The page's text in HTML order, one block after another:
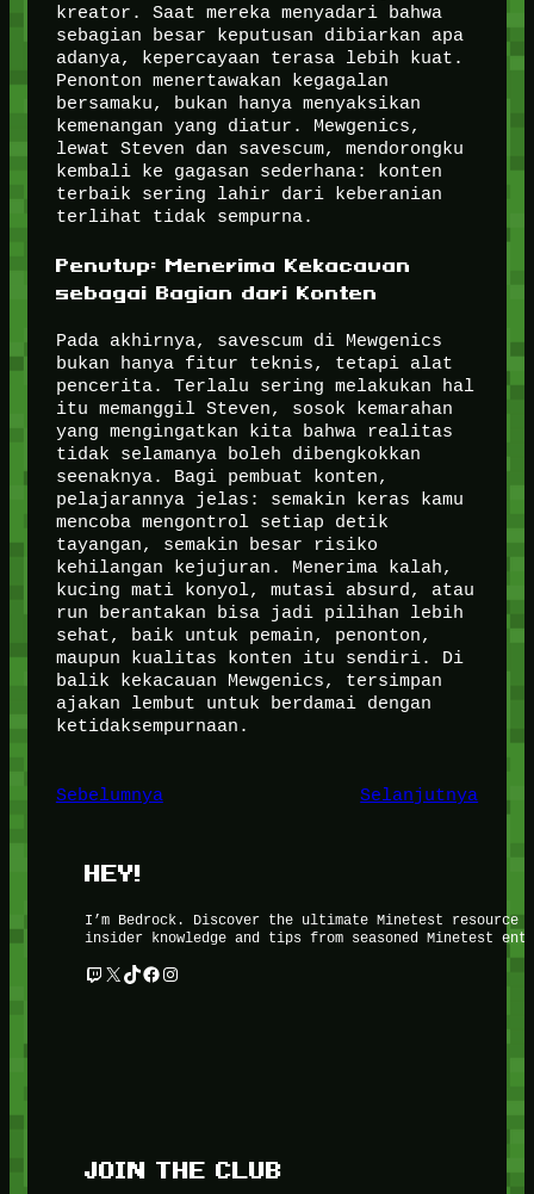
kreator. Saat mereka menyadari bahwa
sebagian besar keputusan dibiarkan apa
adanya, kepercayaan terasa lebih kuat.
Penonton menertawakan kegagalan
bersamaku, bukan hanya menyaksikan
kemenangan yang diatur. Mewgenics,
lewat Steven dan savescum, mendorongku
kembali ke gagasan sederhana: konten
terbaik sering lahir dari keberanian
terlihat tidak sempurna.
Penutup: Menerima Kekacauan
sebagai Bagian dari Konten
Pada akhirnya, savescum di Mewgenics
bukan hanya fitur teknis, tetapi alat
pencerita. Terlalu sering melakukan hal
itu memanggil Steven, sosok kemarahan
yang mengingatkan kita bahwa realitas
tidak selamanya boleh dibengkokkan
seenaknya. Bagi pembuat konten,
pelajarannya jelas: semakin keras kamu
mencoba mengontrol setiap detik
tayangan, semakin besar risiko
kehilangan kejujuran. Menerima kalah,
kucing mati konyol, mutasi absurd, atau
run berantakan bisa jadi pilihan lebih
sehat, baik untuk pemain, penonton,
maupun kualitas konten itu sendiri. Di
balik kekacauan Mewgenics, tersimpan
ajakan lembut untuk berdamai dengan
ketidaksempurnaan.
Sebelumnya Selanjutnya
HEY!
I’m Bedrock. Discover the ultimate Minetest
insider knowledge and tips from seasoned Minetest
Twitch X TikTok Facebook Instagram
JOIN THE CLUB